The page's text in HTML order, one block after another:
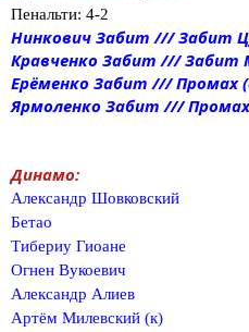
Пенальти: 4-2
Нинкович Забит /// Забит
Кравченко Забит /// Забит
Ерёменко Забит /// Промах
Ярмоленко Забит ///
Динамо:
Александр Шовковский
Бетао
Тибериу Гиоане
Огнен Вукоевич
Александр Алиев
Артём Милевский (к)